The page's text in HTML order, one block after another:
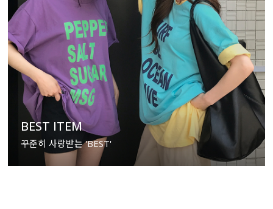
BEST ITEM
꾸준히 사랑받는 'BEST'